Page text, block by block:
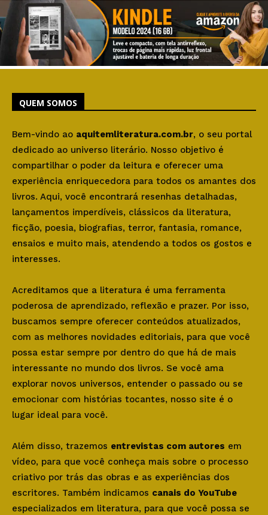
QUEM SOMOS
Bem-vindo ao aquitemliteratura.com.br, o seu portal
dedicado ao universo literário. Nosso objetivo é
compartilhar o poder da leitura e oferecer uma
experiência enriquecedora para todos os amantes dos
livros. Aqui, você encontrará resenhas detalhadas,
lançamentos imperdíveis, clássicos da literatura,
ficção, poesia, biografias, terror, fantasia, romance,
ensaios e muito mais, atendendo a todos os gostos e
interesses.
Acreditamos que a literatura é uma ferramenta
poderosa de aprendizado, reflexão e prazer. Por isso,
buscamos sempre oferecer conteúdos atualizados,
com as melhores novidades editoriais, para que você
possa estar sempre por dentro do que há de mais
interessante no mundo dos livros. Se você ama
explorar novos universos, entender o passado ou se
emocionar com histórias tocantes, nosso site é o
lugar ideal para você.
Além disso, trazemos entrevistas com autores em
vídeo, para que você conheça mais sobre o processo
criativo por trás das obras e as experiências dos
escritores. Também indicamos canais do YouTube
especializados em literatura, para que você possa se